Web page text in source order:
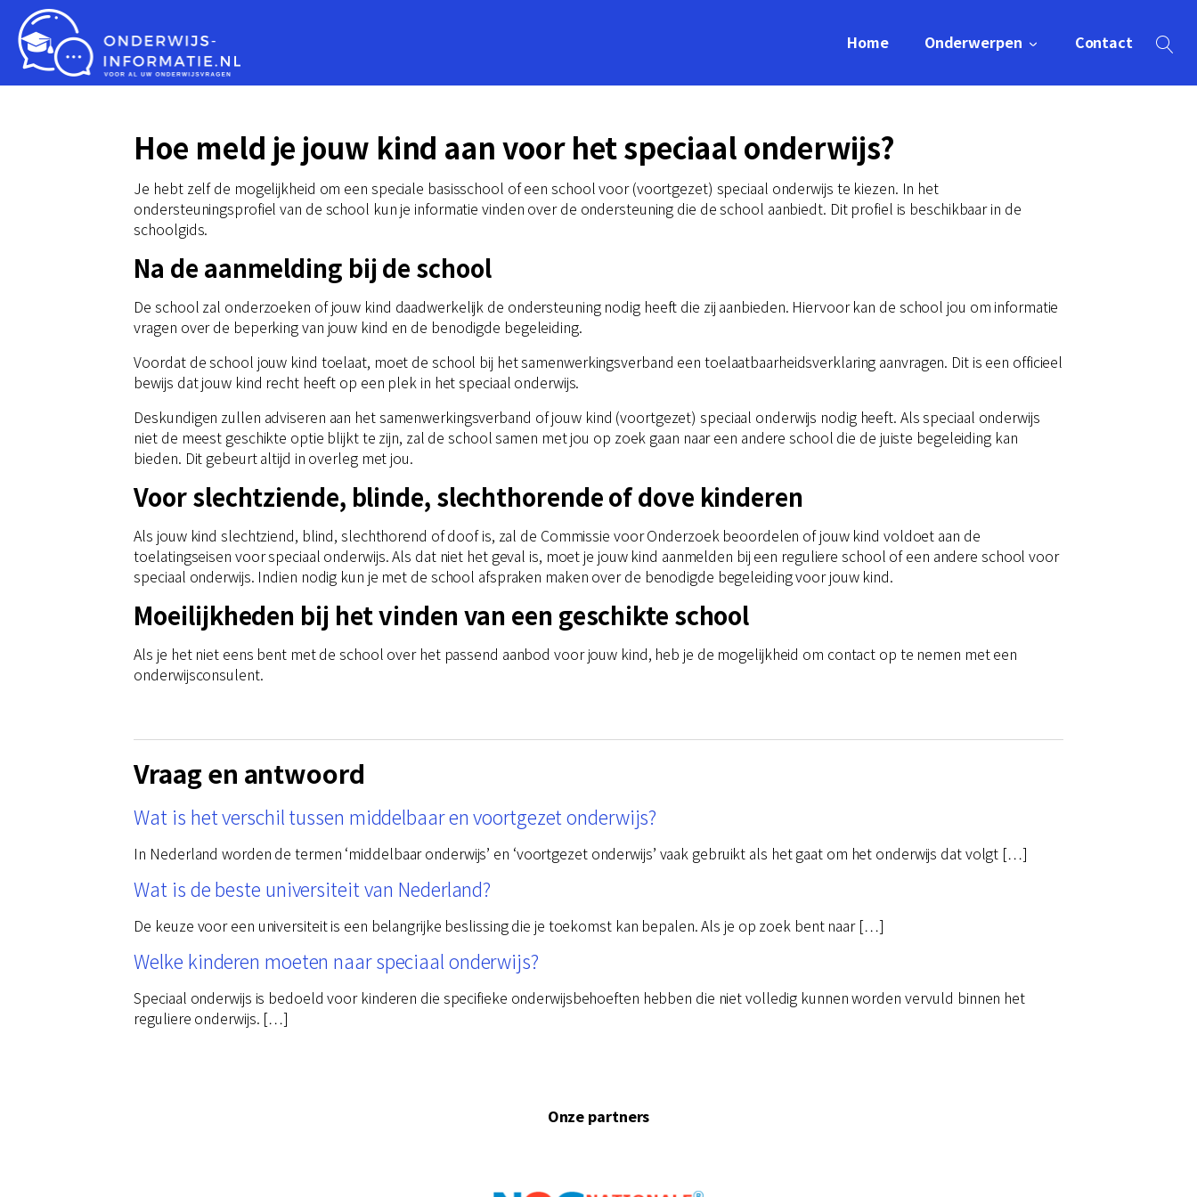
Home Onderwerpen Contact
Hoe meld je jouw kind aan voor het speciaal onderwijs?
Je hebt zelf de mogelijkheid om een speciale basisschool of een school voor (voortgezet) speciaal onderwijs te kiezen. In het
ondersteuningsprofiel van de school kun je informatie vinden over de ondersteuning die de school aanbiedt. Dit profiel is beschikbaar in de
schoolgids.
Na de aanmelding bij de school
De school zal onderzoeken of jouw kind daadwerkelijk de ondersteuning nodig heeft die zij aanbieden. Hiervoor kan de school jou om informatie
vragen over de beperking van jouw kind en de benodigde begeleiding.
Voordat de school jouw kind toelaat, moet de school bij het samenwerkingsverband een toelaatbaarheidsverklaring aanvragen. Dit is een officieel
bewijs dat jouw kind recht heeft op een plek in het speciaal onderwijs.
Deskundigen zullen adviseren aan het samenwerkingsverband of jouw kind (voortgezet) speciaal onderwijs nodig heeft. Als speciaal onderwijs
niet de meest geschikte optie blijkt te zijn, zal de school samen met jou op zoek gaan naar een andere school die de juiste begeleiding kan
bieden. Dit gebeurt altijd in overleg met jou.
Voor slechtziende, blinde, slechthorende of dove kinderen
Als jouw kind slechtziend, blind, slechthorend of doof is, zal de Commissie voor Onderzoek beoordelen of jouw kind voldoet aan de
toelatingseisen voor speciaal onderwijs. Als dat niet het geval is, moet je jouw kind aanmelden bij een reguliere school of een andere school voor
speciaal onderwijs. Indien nodig kun je met de school afspraken maken over de benodigde begeleiding voor jouw kind.
Moeilijkheden bij het vinden van een geschikte school
Als je het niet eens bent met de school over het passend aanbod voor jouw kind, heb je de mogelijkheid om contact op te nemen met een
onderwijsconsulent.
Vraag en antwoord
Wat is het verschil tussen middelbaar en voortgezet onderwijs?
In Nederland worden de termen ‘middelbaar onderwijs’ en ‘voortgezet onderwijs’ vaak gebruikt als het gaat om het onderwijs dat volgt […]
Wat is de beste universiteit van Nederland?
De keuze voor een universiteit is een belangrijke beslissing die je toekomst kan bepalen. Als je op zoek bent naar […]
Welke kinderen moeten naar speciaal onderwijs?
Speciaal onderwijs is bedoeld voor kinderen die specifieke onderwijsbehoeften hebben die niet volledig kunnen worden vervuld binnen het
reguliere onderwijs. […]
Onze partners